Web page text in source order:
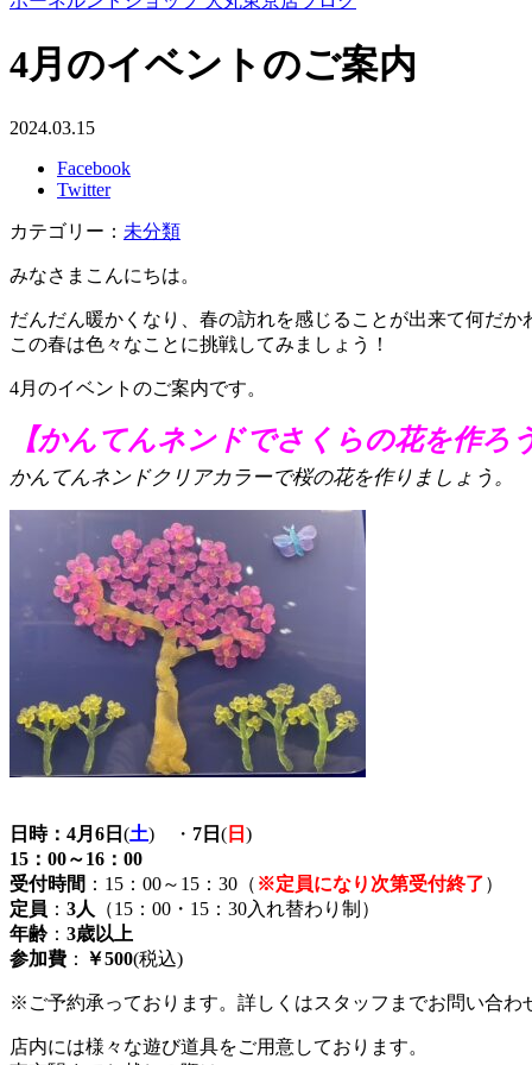
4月のイベントのご案内
2024.03.15
Facebook
Twitter
カテゴリー： 未分類
みなさまこんにちは。
だんだん暖かくなり、春の訪れを感じることが出来て何だか
この春は色々なことに挑戦してみましょう！
4月のイベントのご案内です。
【かんてんネンドでさくらの花を作ろ
かんてんネンドクリアカラーで桜の花を作りましょう。
日時：4月6日 (土) ・ 7日 ( 日 )
15：00～16：00
受付時間 ：15：00～15：30（ ※定員になり次第受付終了）
定員 ： 3人
（15：00・15：30入れ替わり制）
年齢 ： 3歳以上
参加費 ： ￥500(税込)
※ご予約承っております。詳しくはスタッフまでお問い合わ
店内には様々な遊び道具をご用意しております。